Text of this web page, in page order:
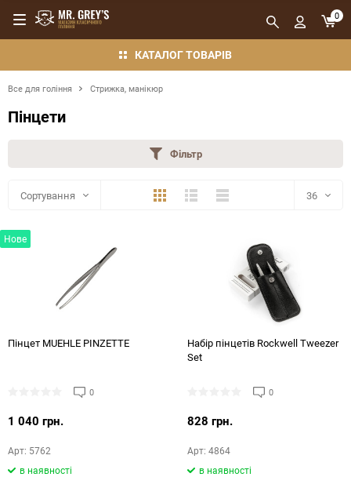
КАТАЛОГ ТОВАРІВ
0
Все для гоління Стрижка, манікюр
Пінцети
Фільтр
Сортування ПлиткаДетальноКомпактно 36
72
Нове
Пінцет MUEHLE PINZETTE
0
1 040 грн.
Арт: 5762
в наявності
Набір пінцетів Rockwell Tweezer
Set
0
828 грн.
Арт: 4864
в наявності